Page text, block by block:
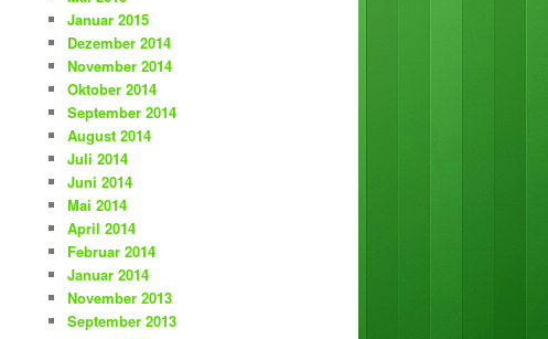
Januar 2015
Dezember 2014
November 2014
Oktober 2014
September 2014
August 2014
Juli 2014
Juni 2014
Mai 2014
April 2014
Februar 2014
Januar 2014
November 2013
September 2013